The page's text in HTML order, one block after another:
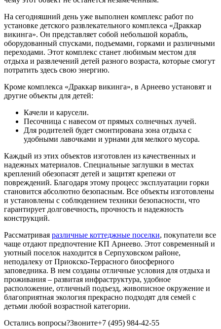
На сегодняшний день уже выполнен комплекс работ по
установке детского развлекательного комплекса «Драккар
викинга». Он представляет собой небольшой корабль,
оборудованный спусками, подъемами, горками и различными
переходами. Этот комплекс станет любимым местом для
отдыха и развлечений детей разного возраста, которые смогут
потратить здесь свою энергию.
Кроме комплекса «Драккар викинга», в Арнеево установят и
другие объекты для детей:
Качели и карусели.
Песочница с навесом от прямых солнечных лучей.
Для родителей будет смонтирована зона отдыха с
удобными лавочками и урнами для мелкого мусора.
Каждый из этих объектов изготовлен из качественных и
надежных материалов. Специальные заглушки в местах
креплений обезопасят детей и защитят крепежи от
повреждений. Благодаря этому процесс эксплуатации горки
становится абсолютно безопасным. Все объекты изготовлены
и установлены с соблюдением техники безопасности, что
гарантирует долговечность, прочность и надежность
конструкций.
Рассматривая различные коттеджные поселки, покупатели все
чаще отдают предпочтение КП Арнеево. Этот современный и
уютный поселок находится в Серпуховском районе,
неподалеку от Приокско-Террасного биосферного
заповедника. В нем созданы отличные условия для отдыха и
проживания – развитая инфраструктура, удобное
расположение, отличный подъезд, живописное окружение и
благоприятная экология прекрасно подходят для семей с
детьми любой возрастной категории.
Остались вопросы?Звоните+7 (495) 984-42-55